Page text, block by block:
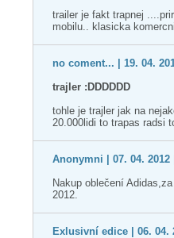
trailer je fakt trapnej
mobilu.. klasicka
no coment... | 19. 04.
trajler :DDDDDD
tohle je trajler jak na
20.000lidi to trapas radsi
Anonymni | 07. 04. 2012
Nakup oblečení
2012.
Exlusivní edice | 06. 04.